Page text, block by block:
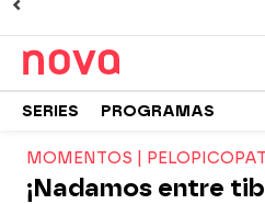
SERIES PROGRAMAS
MOMENTOS |
¡Nadamos entre